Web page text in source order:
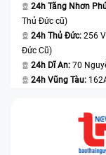
24h Tăng Nhơn
Thủ Đức cũ)
24h Thủ Đức: 256
Đức Cũ)
24h Dĩ An: 70
24h Vũng Tàu: